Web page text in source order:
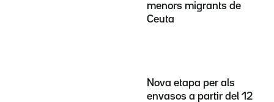
menors migrants de
Ceuta
Nova etapa per als
envasos a partir del 12